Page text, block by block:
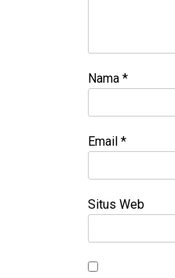
Nama *
Email *
Situs Web